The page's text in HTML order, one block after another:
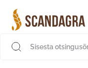
sisu
juurde